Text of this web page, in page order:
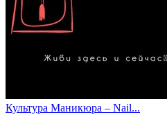
Культура Маникюра – Nail...